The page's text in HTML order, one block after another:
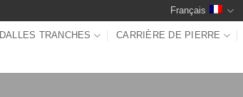
Français
DALLES TRANCHES CARRIÈRE DE PIERRE